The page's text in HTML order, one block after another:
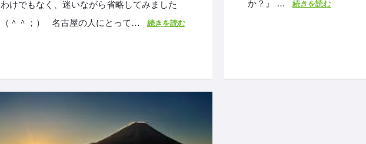
わけでもなく、迷いながら省略してみました
（＾＾；） 名古屋の人にとって…
続きを読む
か？』 …
続きを読む